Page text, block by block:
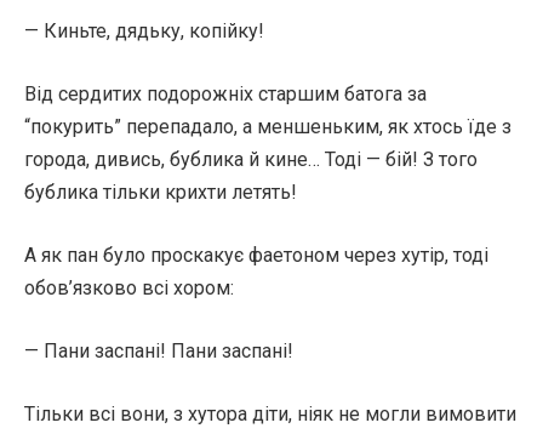
— Киньте, дядьку, копійку!
Від сердитих подорожніх старшим батога за
“покурить” перепадало, а меншеньким, як хтось їде з
города, дивись, бублика й кине… Тоді — бій! З того
бублика тільки крихти летять!
А як пан було проскакує фаетоном через хутір, тоді
обов’язково всі хором:
— Пани заспані! Пани заспані!
Тільки всі вони, з хутора діти, ніяк не могли вимовити